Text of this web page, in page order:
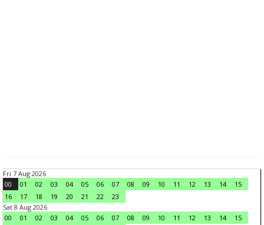
Fri 7 Aug 2026
00
01 02 03 04 05 06 07 08 09 10 11 12 13 14
15
16
17 18 19 20 21 22
23
Sat 8 Aug 2026
00
01 02 03 04 05 06 07 08 09 10 11 12 13 14
15